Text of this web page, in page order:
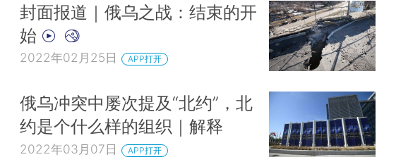
封面报道｜俄乌之战：结束的开
始
2022年02月25日 APP打开
俄乌冲突中屡次提及“北约”，北
约是个什么样的组织｜解释
2022年03月07日 APP打开